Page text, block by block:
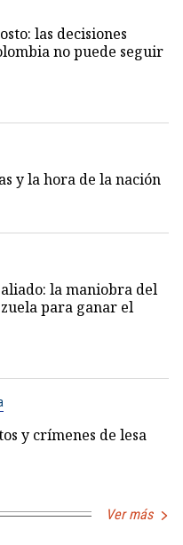
las decisiones
no puede seguir
y la hora de la nación
la maniobra del
para ganar el
y crímenes de lesa
Ver más